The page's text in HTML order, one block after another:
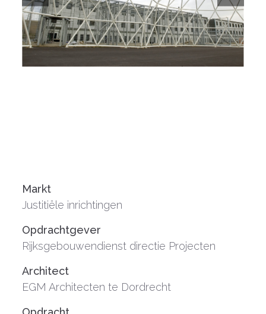
Markt
Justitiële inrichtingen
Opdrachtgever
Rijksgebouwendienst directie Projecten
Architect
EGM Architecten te Dordrecht